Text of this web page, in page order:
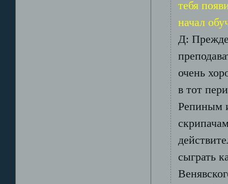
тебя
начал
Д: Прежде
очень
в тот
Репиным
сыграть